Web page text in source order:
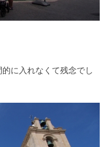
に入れなくて残念でし